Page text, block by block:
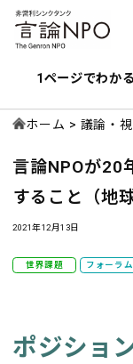
1ページでわか
ホーム 議論・
言論NPOが20
すること（地
2021年12月13日
世界課題 フォーラ
ポジショ